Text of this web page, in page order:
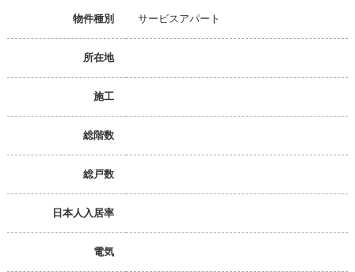
物件種別 サービスアパート
所在地
施工
総階数
総戸数
日本人入居率
電気